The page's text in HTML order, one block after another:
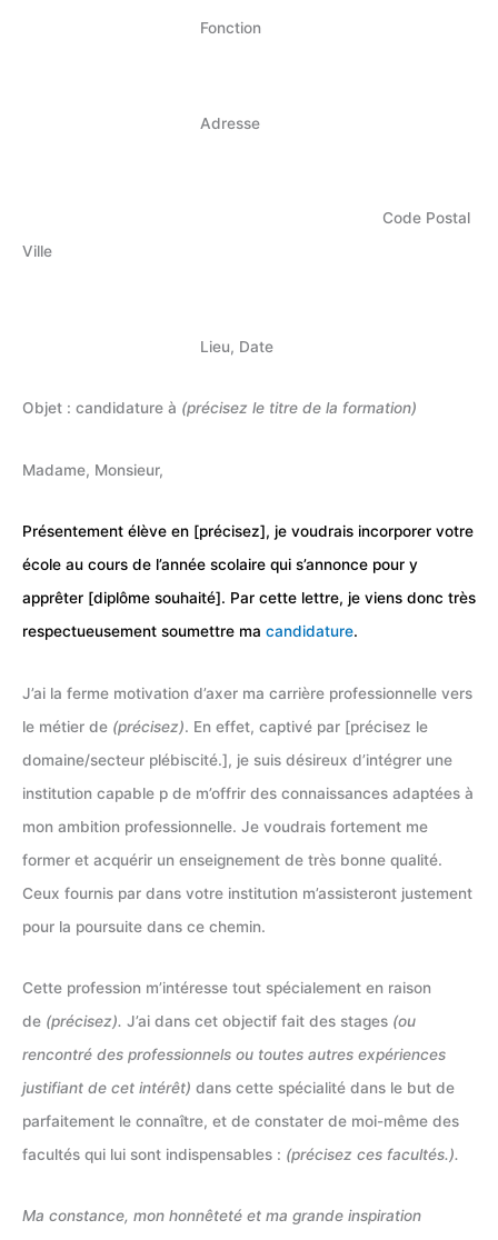
Fonction
Adresse
Code Postal
Ville
Lieu, Date
Objet : candidature à (précisez le titre de la formation)
Madame, Monsieur,
Présentement élève en [précisez], je voudrais incorporer votre
école au cours de l’année scolaire qui s’annonce pour y
apprêter [diplôme souhaité]. Par cette lettre, je viens donc très
respectueusement soumettre ma candidature.
J’ai la ferme motivation d’axer ma carrière professionnelle vers
le métier de (précisez). En effet, captivé par [précisez le
domaine/secteur plébiscité.], je suis désireux d’intégrer une
institution capable p de m’offrir des connaissances adaptées à
mon ambition professionnelle. Je voudrais fortement me
former et acquérir un enseignement de très bonne qualité.
Ceux fournis par dans votre institution m’assisteront justement
pour la poursuite dans ce chemin.
Cette profession m’intéresse tout spécialement en raison
de (précisez). J’ai dans cet objectif fait des stages (ou
rencontré des professionnels ou toutes autres expériences
justifiant de cet intérêt) dans cette spécialité dans le but de
parfaitement le connaître, et de constater de moi-même des
facultés qui lui sont indispensables : (précisez ces facultés.).
Ma constance, mon honnêteté et ma grande inspiration